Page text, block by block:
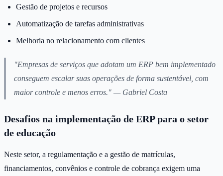
Gestão de projetos e recursos
Automatização de tarefas administrativas
Melhoria no relacionamento com clientes
"Empresas de serviços que adotam um ERP bem implementado
conseguem escalar suas operações de forma sustentável, com
maior controle e menos erros." — Gabriel Costa
Desafios na implementação de ERP para o setor
de educação
Neste setor, a regulamentação e a gestão de matrículas,
financiamentos, convênios e controle de cobrança exigem uma